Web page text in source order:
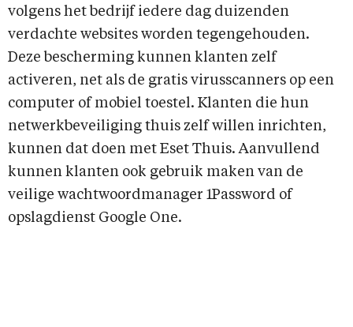
volgens het bedrijf iedere dag duizenden
verdachte websites worden tegengehouden.
Deze bescherming kunnen klanten zelf
activeren, net als de gratis virusscanners op een
computer of mobiel toestel. Klanten die hun
netwerkbeveiliging thuis zelf willen inrichten,
kunnen dat doen met Eset Thuis. Aanvullend
kunnen klanten ook gebruik maken van de
veilige wachtwoordmanager 1Password of
opslagdienst Google One.